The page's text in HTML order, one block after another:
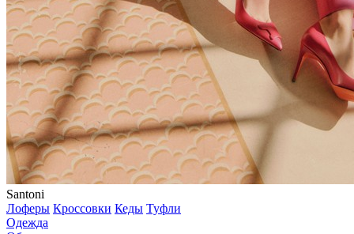
Santoni
Лоферы Кроссовки Кеды Туфли
Одежда